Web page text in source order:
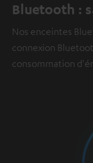
Time
Bluetooth :
Nos enceintes
connexion
consommation